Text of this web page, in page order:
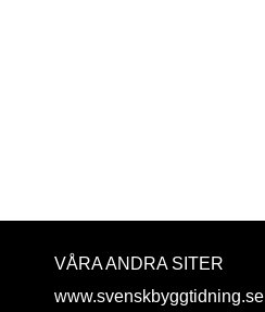
VÅRA ANDRA SITER
www.svenskbyggtidning.se